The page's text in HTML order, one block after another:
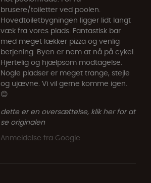
brusere/toiletter ved poolen.
Hovedtoiletbygningen ligger lidt langt
væk fra vores plads. Fantastisk bar
med meget lækker pizza og venlig
betjening. Byen er nem at nå på cykel.
Hjertelig og hjælpsom modtagelse.
Nogle pladser er meget trange, stejle
og ujævne. Vi vil gerne komme igen.
😊
dette er en oversættelse, klik her for at
se originalen
Anmeldelse fra Google